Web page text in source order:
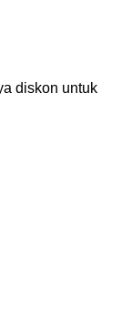
diskon untuk